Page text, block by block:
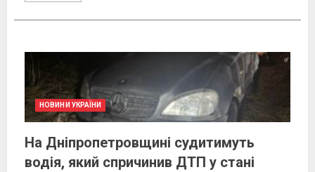
НОВИНИ УКРАЇНИ
На Дніпропетровщині судитимуть
водія, який спричинив ДТП у стані